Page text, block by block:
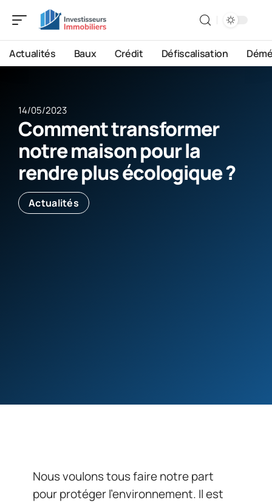
Actualités Baux Crédit Défiscalisation
14/05/2023
Comment transformer
notre maison pour la
rendre plus écologique ?
Actualités
Nous voulons tous faire notre part
pour protéger l’environnement. Il est